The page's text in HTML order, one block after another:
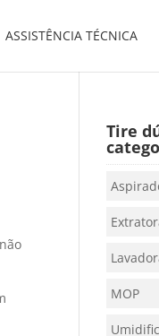
ASSISTÊNCIA TÉCNICA
Tire
MOP